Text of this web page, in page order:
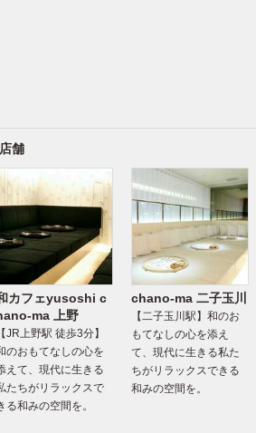
舗
カフェyusoshi c
ma 上野
【JR上野駅 徒歩3分】
のおもてなしの心を
えて、現代に生きる
たちがリラックスで
る和みの空間を。
chano-ma 二子玉川
【二子玉川駅】和のお
もてなしの心を添え
て、現代に生きる私た
ちがリラックスできる
和みの空間を。